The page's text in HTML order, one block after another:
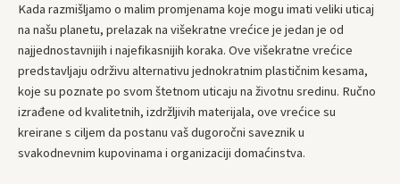
Kada razmišljamo o malim promjenama koje mogu imati veliki uticaj
na našu planetu, prelazak na višekratne vrećice je jedan je od
najjednostavnijih i najefikasnijih koraka. Ove višekratne vrećice
predstavljaju održivu alternativu jednokratnim plastičnim kesama,
koje su poznate po svom štetnom uticaju na životnu sredinu. Ručno
izrađene od kvalitetnih, izdržljivih materijala, ove vrećice su
kreirane s ciljem da postanu vaš dugoročni saveznik u
svakodnevnim kupovinama i organizaciji domaćinstva.